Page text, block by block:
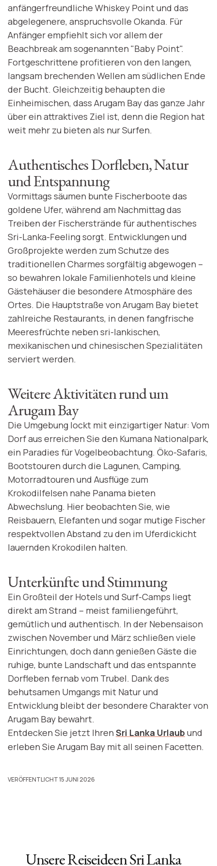
anfängerfreundliche Whiskey Point und das
abgelegenere, anspruchsvolle Okanda. Für
Anfänger empfiehlt sich vor allem der
Beachbreak am sogenannten "Baby Point".
Fortgeschrittene profitieren von den langen,
langsam brechenden Wellen am südlichen Ende
der Bucht. Gleichzeitig behaupten die
Einheimischen, dass Arugam Bay das ganze Jahr
über ein attraktives Ziel ist, denn die Region hat
weit mehr zu bieten als nur Surfen.
Authentisches Dorfleben, Natur
und Entspannung
Vormittags säumen bunte Fischerboote das
goldene Ufer, während am Nachmittag das
Treiben der Fischerstrände für authentisches
Sri-Lanka-Feeling sorgt. Entwicklungen und
Großprojekte werden zum Schutze des
traditionellen Charmes sorgfältig abgewogen –
so bewahren lokale Familienhotels und kleine
Gästehäuser die besondere Atmosphäre des
Ortes. Die Hauptstraße von Arugam Bay bietet
zahlreiche Restaurants, in denen fangfrische
Meeresfrüchte neben sri-lankischen,
mexikanischen und chinesischen Spezialitäten
serviert werden.
Weitere Aktivitäten rund um
Arugam Bay
Die Umgebung lockt mit einzigartiger Natur: Vom
Dorf aus erreichen Sie den Kumana Nationalpark,
ein Paradies für Vogelbeobachtung. Öko-Safaris,
Bootstouren durch die Lagunen, Camping,
Motorradtouren und Ausflüge zum
Krokodilfelsen nahe Panama bieten
Abwechslung. Hier beobachten Sie, wie
Reisbauern, Elefanten und sogar mutige Fischer
respektvollen Abstand zu den im Uferdickicht
lauernden Krokodilen halten.
Unterkünfte und Stimmung
Ein Großteil der Hotels und Surf-Camps liegt
direkt am Strand – meist familiengeführt,
gemütlich und authentisch. In der Nebensaison
zwischen November und März schließen viele
Einrichtungen, doch dann genießen Gäste die
ruhige, bunte Landschaft und das entspannte
Dorfleben fernab vom Trubel. Dank des
behutsamen Umgangs mit Natur und
Entwicklung bleibt der besondere Charakter von
Arugam Bay bewahrt.
Entdecken Sie jetzt Ihren Sri Lanka Urlaub und
erleben Sie Arugam Bay mit all seinen Facetten.
VERÖFFENTLICHT 15 JUNI 2026
Unsere ReiseideenSri Lanka